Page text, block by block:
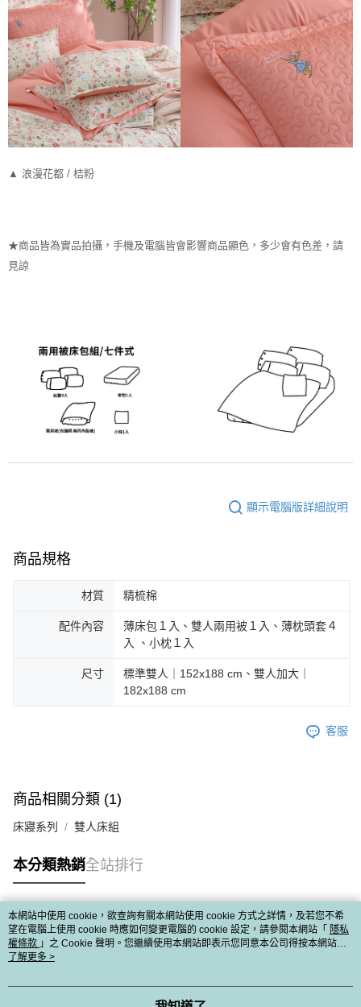
▲ 浪漫花都 / 桔粉
★商品皆為實品拍攝，手機及電腦皆會影響商品顯色，多少會有色差，請
見諒
顯示電腦版詳細說明
商品規格
材質 精梳棉
配件內容
薄床包１入、雙人兩用被１入、薄枕頭套４
入 、小枕１入
尺寸
標準雙人｜152x188 cm、雙人加大｜
182x188 cm
客服
商品相關分類 (1)
床寢系列 雙人床組
本分類熱銷全站排行
熱門標籤
本網站中使用 cookie，欲查詢有關本網站使用 cookie 方式之詳情，及若您不希
望在電腦上使用 cookie 時應如何變更電腦的 cookie 設定，請參閱本網站「 隱私
權條款 」之 Cookie 聲明。您繼續使用本網站即表示您同意本公司得按本網站使
用條款之 Cookie 聲明使用 cookie。
了解更多 >